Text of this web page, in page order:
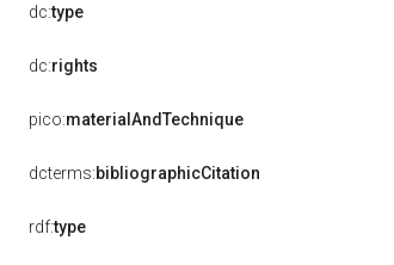
dc:type
dc:rights
pico:materialAndTechnique
dcterms:bibliographicCitation
rdf:type